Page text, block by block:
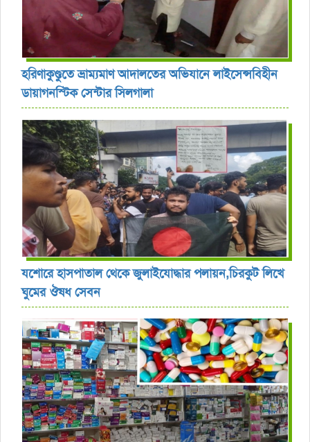
হরিণাকুণ্ডুতে ভ্রাম্যমাণ আদালতের অভিযানে লাইসেন্সবিহীন
ডায়াগনস্টিক সেন্টার সিলগালা
যশোরে হাসপাতাল থেকে জুলাইযোদ্ধার পলায়ন,চিরকুট লিখে
ঘুমের ঔষধ সেবন